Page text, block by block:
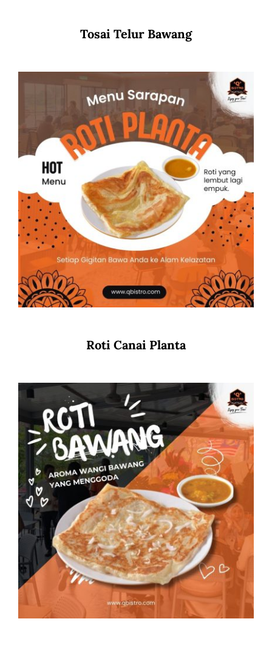
Tosai Telur Bawang
Roti Canai Planta